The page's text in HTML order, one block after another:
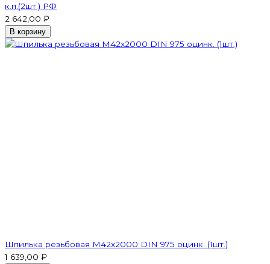
к.п.(2шт.) РФ
2 642,00 ₽
В корзину
Шпилька резьбовая M42x2000 DIN 975 оцинк. (1шт.)
1 639,00 ₽